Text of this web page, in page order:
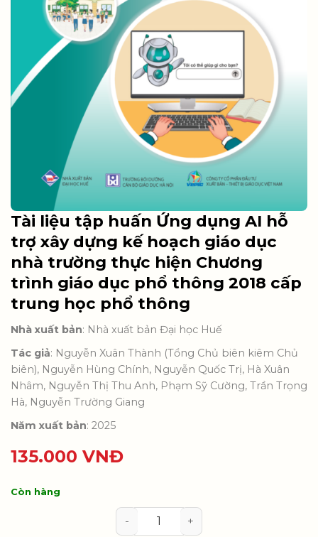
Tài liệu tập huấn Ứng dụng AI hỗ
trợ xây dựng kế hoạch giáo dục
nhà trường thực hiện Chương
trình giáo dục phổ thông 2018 cấp
trung học phổ thông
Nhà xuất bản: Nhà xuất bản Đại học Huế
Tác giả: Nguyễn Xuân Thành (Tổng Chủ biên kiêm Chủ
biên), Nguyễn Hùng Chính, Nguyễn Quốc Trị, Hà Xuân
Nhâm, Nguyễn Thị Thu Anh, Phạm Sỹ Cường, Trần Trọng
Hà, Nguyễn Trường Giang
Năm xuất bản: 2025
135.000 VNĐ
Còn hàng
Tài liệu tập huấn Ứng dụng AI